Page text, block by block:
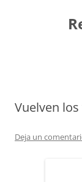
Vuelven
Deja un